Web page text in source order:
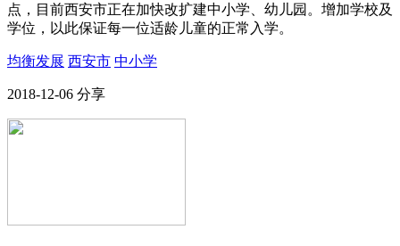
点，目前西安市正在加快改扩建中小学、幼儿园。增加学校及
学位，以此保证每一位适龄儿童的正常入学。
均衡发展 西安市 中小学
2018-12-06 分享